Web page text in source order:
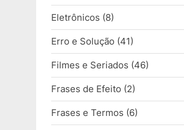
Eletrônicos (8)
Erro e Solução (41)
Filmes e Seriados (46)
Frases de Efeito (2)
Frases e Termos (6)